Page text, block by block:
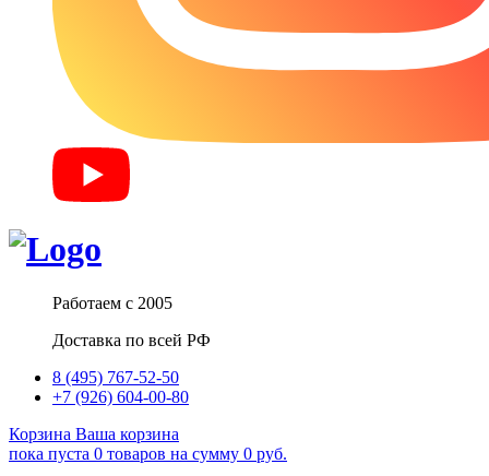
Работаем с 2005
Доставка по всей РФ
8 (495) 767-52-50
+7 (926) 604-00-80
Корзина Ваша корзина
пока пуста 0 товаров на сумму 0 руб.